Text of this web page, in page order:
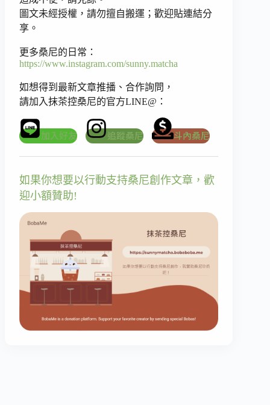
圖文未經授權，請勿擅自搬運；歡迎貼連結分
享。
更多桑尼的日常：
https://www.instagram.com/sunny.matcha
如想得到最新文章推播、合作詢問，
請加入抹茶控桑尼的官方LINE@：
加入好友 追蹤桑尼 斗內桑尼
如果你想要以行動支持桑尼創作文章，歡
迎小額贊助!